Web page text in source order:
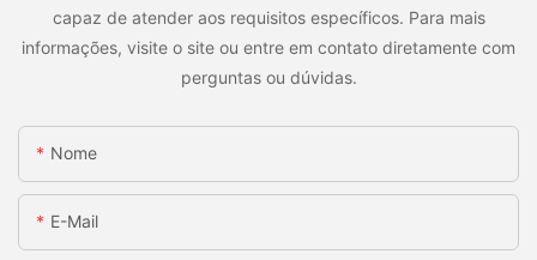
capaz de atender aos requisitos específicos. Para mais
informações, visite o site ou entre em contato diretamente com
perguntas ou dúvidas.
Nome
E-Mail